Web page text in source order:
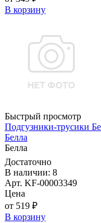
В корзину
Быстрый просмотр
Подгузники-трусики
Белла
Белла
Достаточно
В наличии: 8
Арт. KF-00003349
Цена
от 519 ₽
В корзину